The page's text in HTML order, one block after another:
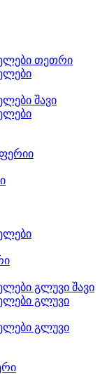
თეთრი
შავი
გლუვი შავი
გლუვი
გლუვი